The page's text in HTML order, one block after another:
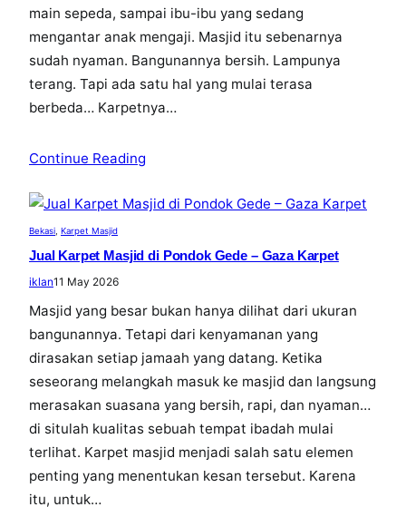
main sepeda, sampai ibu-ibu yang sedang
mengantar anak mengaji. Masjid itu sebenarnya
sudah nyaman. Bangunannya bersih. Lampunya
terang. Tapi ada satu hal yang mulai terasa
berbeda… Karpetnya…
Continue Reading
Bekasi Karpet Masjid
Jual Karpet Masjid di Pondok Gede – Gaza Karpet
iklan11 May 2026
Masjid yang besar bukan hanya dilihat dari ukuran
bangunannya. Tetapi dari kenyamanan yang
dirasakan setiap jamaah yang datang. Ketika
seseorang melangkah masuk ke masjid dan langsung
merasakan suasana yang bersih, rapi, dan nyaman…
di situlah kualitas sebuah tempat ibadah mulai
terlihat. Karpet masjid menjadi salah satu elemen
penting yang menentukan kesan tersebut. Karena
itu, untuk…